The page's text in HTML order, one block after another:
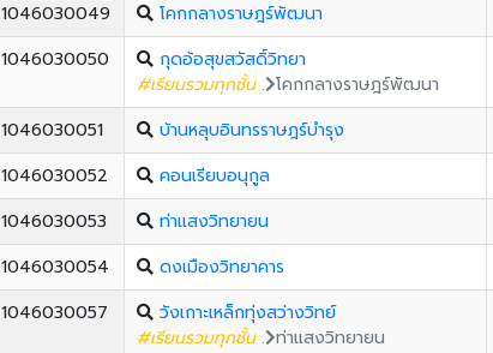
1046030049
โคกกลางราษฎร์พัฒนา
1046030050
กุดอ้อสุขสวัสดิ์วิทยา
#เรียนรวมทุกชั้น. โคกกลางราษฎร์พัฒนา
1046030051 บ้านหลุบอินทรราษฎร์บำรุง
1046030052
คอนเรียบอนุกูล
1046030053
ท่าแสงวิทยายน
1046030054
ดงเมืองวิทยาคาร
1046030057
วังเกาะเหล็กทุ่งสว่างวิทย์
#เรียนรวมทุกชั้น. ท่าแสงวิทยายน